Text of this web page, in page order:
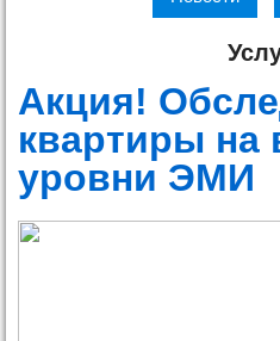
Акция!
квартиры на
уровни ЭМИ